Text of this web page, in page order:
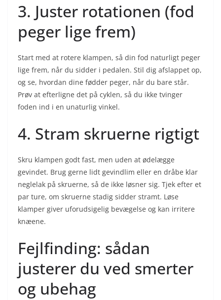
3. Juster rotationen (fod
peger lige frem)
Start med at rotere klampen, så din fod naturligt peger
lige frem, når du sidder i pedalen. Stil dig afslappet op,
og se, hvordan dine fødder peger, når du bare står.
Prøv at efterligne det på cyklen, så du ikke tvinger
foden ind i en unaturlig vinkel.
4. Stram skruerne rigtigt
Skru klampen godt fast, men uden at ødelægge
gevindet. Brug gerne lidt gevindlim eller en dråbe klar
neglelak på skruerne, så de ikke løsner sig. Tjek efter et
par ture, om skruerne stadig sidder stramt. Løse
klamper giver uforudsigelig bevægelse og kan irritere
knæene.
Fejlfinding: sådan
justerer du ved smerter
og ubehag